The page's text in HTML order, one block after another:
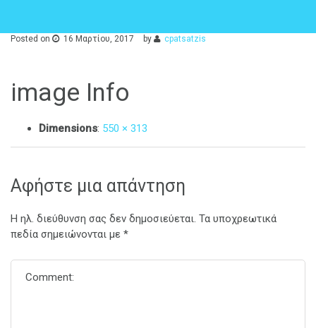
Posted on 16 Μαρτίου, 2017 by cpatsatzis
image Info
Dimensions: 550 × 313
Αφήστε μια απάντηση
Η ηλ. διεύθυνση σας δεν δημοσιεύεται. Τα υποχρεωτικά
πεδία σημειώνονται με *